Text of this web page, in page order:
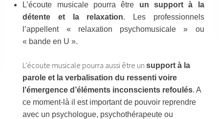
L’écoute musicale pourra être un support à la
détente et la relaxation. Les professionnels
l’appellent « relaxation psychomusicale » ou
« bande en U ».
L’écoute musicale pourra aussi être unsupport à la
parole et la verbalisation du ressenti voire
l’émergence d’éléments inconscients refoulés. A
ce moment-là il est important de pouvoir reprendre
avec un psychologue, psychothérapeute ou